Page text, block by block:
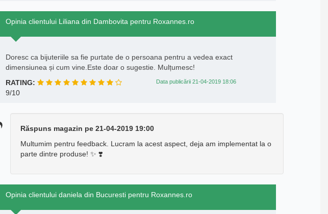
Opinia clientului Liliana din Dambovita pentru Roxannes.ro
Doresc ca bijuteriile sa fie purtate de o persoana pentru a vedea exact
dimensiunea și cum vine.Este doar o sugestie. Mulțumesc!
RATING:
Data publicării 21-04-2019 18:06
9/10
Răspuns magazin pe 21-04-2019 19:00
Multumim pentru feedback. Lucram la acest aspect, deja am implementat la o
parte dintre produse! ✨ ❣️
Opinia clientului daniela din Bucuresti pentru Roxannes.ro